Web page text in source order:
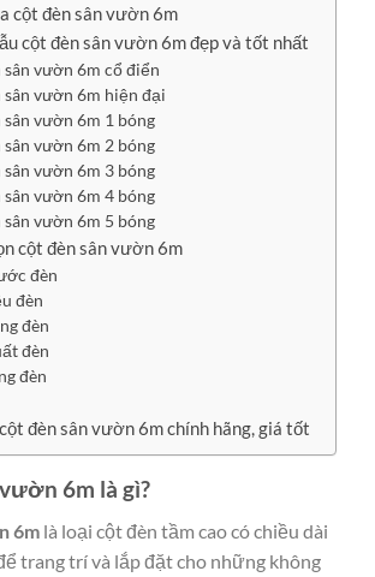
cột đèn sân vườn 6m
cột đèn sân vườn 6m đẹp và tốt nhất
sân vườn 6m cổ điển
sân vườn 6m hiện đại
sân vườn 6m 1 bóng
sân vườn 6m 2 bóng
sân vườn 6m 3 bóng
sân vườn 6m 4 bóng
sân vườn 6m 5 bóng
cột đèn sân vườn 6m
đèn
đèn
đèn
đèn
đèn
đèn sân vườn 6m chính hãng, giá tốt
6m là gì?
6m là loại cột đèn tầm cao có chiều dài
trang trí và lắp đặt cho những không